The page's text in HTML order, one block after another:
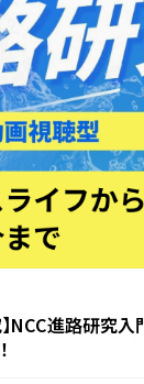
NCC進路研究入